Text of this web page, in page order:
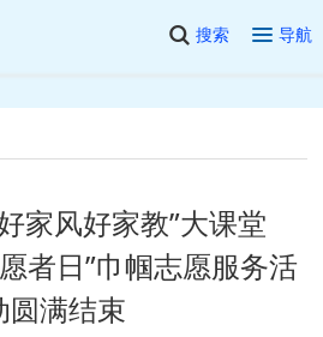
搜索 导航
家风好家教”大课堂
者日”巾帼志愿服务活
圆满结束